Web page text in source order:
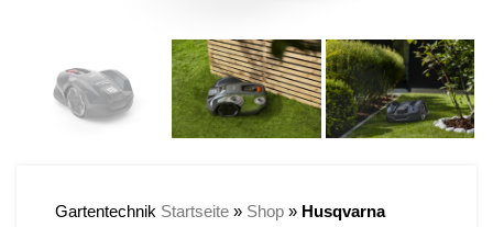
Gartentechnik Startseite » Shop » Husqvarna